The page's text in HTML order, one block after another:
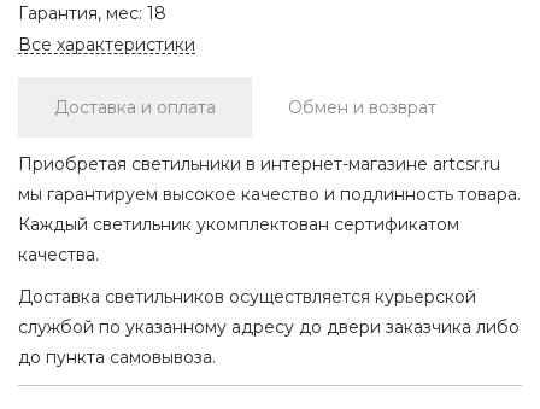
Гарантия, мес: 18
Все характеристики
Доставка и оплата Обмен и возврат
Приобретая светильники в интернет-магазине artcsr.ru
мы гарантируем высокое качество и подлинность товара.
Каждый светильник укомплектован сертификатом
качества.
Доставка светильников осуществляется курьерской
службой по указанному адресу до двери заказчика либо
до пункта самовывоза.